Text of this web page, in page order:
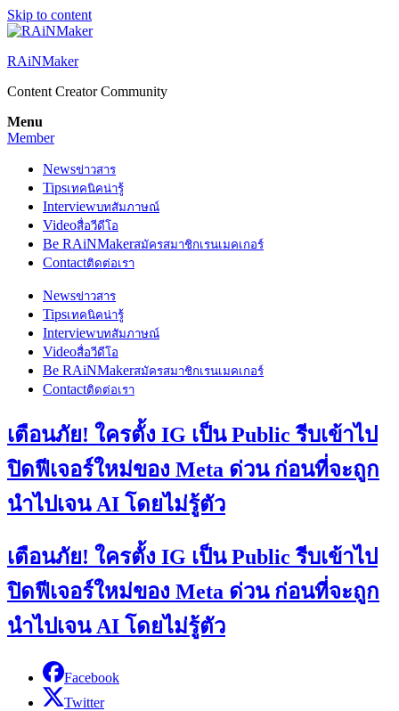
Skip to content
RAiNMaker
Content Creator Community
Menu
Member
Newsข่าวสาร
Tipsเทคนิคน่ารู้
Interviewบทสัมภาษณ์
Videoสื่อวีดีโอ
Be RAiNMakerสมัครสมาชิกเรนเมคเกอร์
Contactติดต่อเรา
Newsข่าวสาร
Tipsเทคนิคน่ารู้
Interviewบทสัมภาษณ์
Videoสื่อวีดีโอ
Be RAiNMakerสมัครสมาชิกเรนเมคเกอร์
Contactติดต่อเรา
เตือนภัย! ใครตั้ง IG เป็น Public รีบเข้าไป
ปิดฟีเจอร์ใหม่ของ Meta ด่วน ก่อนที่จะถูก
นำไปเจน AI โดยไม่รู้ตัว
เตือนภัย! ใครตั้ง IG เป็น Public รีบเข้าไป
ปิดฟีเจอร์ใหม่ของ Meta ด่วน ก่อนที่จะถูก
นำไปเจน AI โดยไม่รู้ตัว
Facebook
Twitter